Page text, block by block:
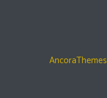
AncoraThemes